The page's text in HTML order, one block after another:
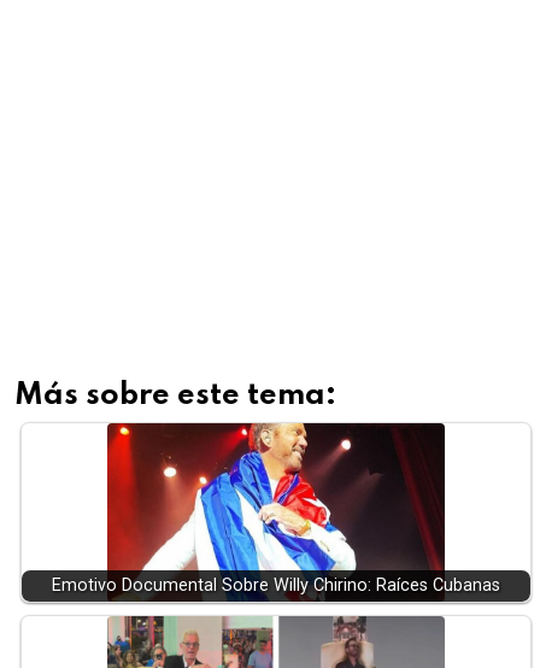
Más sobre este tema:
Emotivo Documental Sobre Willy Chirino: Raíces Cubanas